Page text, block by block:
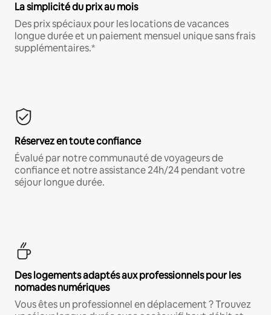
La simplicité du prix au mois
Des prix spéciaux pour les locations de vacances
longue durée et un paiement mensuel unique sans frais
supplémentaires.*
Réservez en toute confiance
Évalué par notre communauté de voyageurs de
confiance et notre assistance 24h/24 pendant votre
séjour longue durée.
Des logements adaptés aux professionnels pour les
nomades numériques
Vous êtes un professionnel en déplacement ? Trouvez